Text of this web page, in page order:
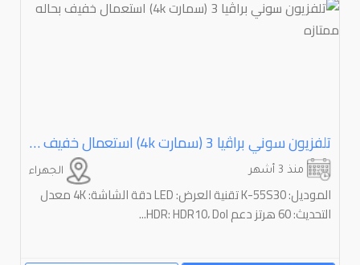
تلفزيون سوني براڤيا ⁦⁦3⁩⁩ (سمارت ⁦⁦4k⁩⁩) استعمال خفيف بحاله ممتازه
الجهراء منذ 3 أشهر
الموديل: K-55S30 تقنية العرض: LED دقة الشاشة: 4K معدل
التحديث: 60 هرتز دعم HDR: HDR10، Dol...